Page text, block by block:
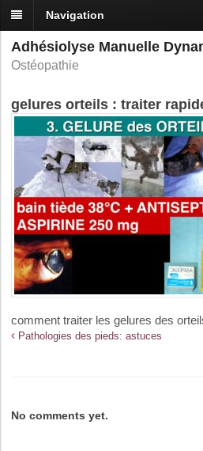
Navigation
Adhésiolyse Manuelle
Ostéopathie
gelures orteils : traiter
comment traiter les gelures des
Pathologies des pieds: astuces
No comments yet.